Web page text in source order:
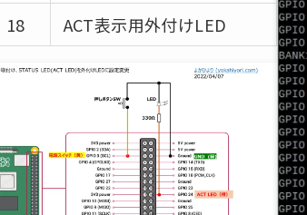
18 ACT表示用外付けLED